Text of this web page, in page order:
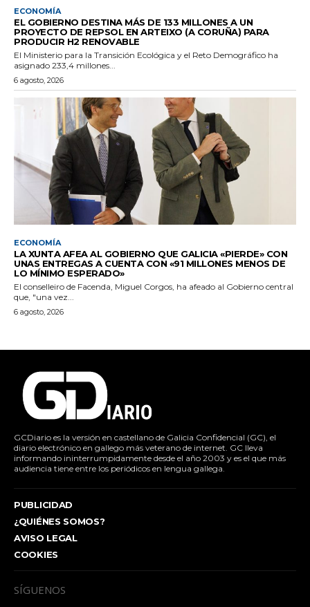
ECONOMÍA
EL GOBIERNO DESTINA MÁS DE 133 MILLONES A UN
PROYECTO DE REPSOL EN ARTEIXO (A CORUÑA) PARA
PRODUCIR H2 RENOVABLE
El Ministerio para la Transición Ecológica y el Reto Demográfico ha
asignado 233,4 millones...
6 agosto, 2026
ECONOMÍA
LA XUNTA AFEA AL GOBIERNO QUE GALICIA «PIERDE» CON
UNAS ENTREGAS A CUENTA CON «91 MILLONES MENOS DE
LO MÍNIMO ESPERADO»
El conselleiro de Facenda, Miguel Corgos, ha afeado al Gobierno central
que, "una vez...
6 agosto, 2026
GCDiario es la versión en castellano de Galicia Confidencial (GC), el
diario electrónico en gallego más veterano de internet. GC lleva
informando ininterrumpidamente desde el año 2003 y es el que más
audiencia tiene entre los periódicos en lengua gallega.
PUBLICIDAD
¿QUIÉNES SOMOS?
AVISO LEGAL
COOKIES
SÍGUENOS